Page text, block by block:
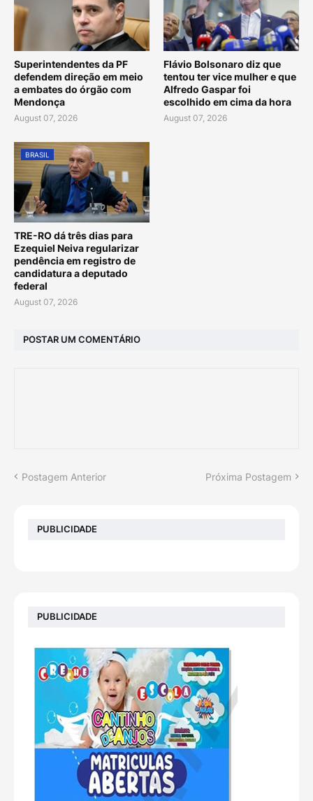
Superintendentes da PF
defendem direção em meio
a embates do órgão com
Mendonça
August 07, 2026
Flávio Bolsonaro diz que
tentou ter vice mulher e que
Alfredo Gaspar foi
escolhido em cima da hora
August 07, 2026
BRASIL
TRE-RO dá três dias para
Ezequiel Neiva regularizar
pendência em registro de
candidatura a deputado
federal
August 07, 2026
POSTAR UM COMENTÁRIO
Postagem Anterior Próxima Postagem
PUBLICIDADE
PUBLICIDADE